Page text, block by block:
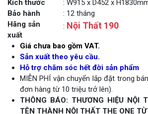
Kích thước
: W915 x D452 x
Bảo hành
: 12 tháng
Hãng sản
xuất
: Nội Thất 190
Giá chưa bao gồm VAT.
Sản xuất theo yêu cầu.
Hỗ trợ chăm sóc hết đời sản phẩm
MIỄN PHÍ vận chuyển lắp đặt trong
đơn hàng từ 10 triệu trở lên).
THÔNG BÁO: THƯƠNG HIỆU NỘI
TÊN THÀNH NỘI THẤT THE ONE